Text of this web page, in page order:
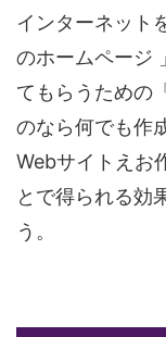
インターネット
のホームページ
てもらうための
のなら何でも作
Webサイトえお
とで得られる効
う。